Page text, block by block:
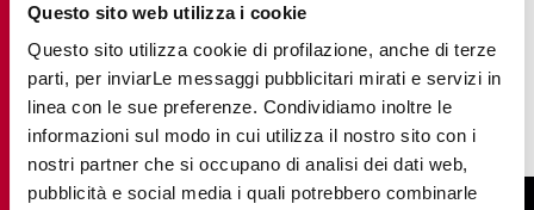
Questo sito web utilizza i cookie
Questo sito utilizza cookie di profilazione, anche di terze
parti, per inviarLe messaggi pubblicitari mirati e servizi in
linea con le sue preferenze. Condividiamo inoltre le
informazioni sul modo in cui utilizza il nostro sito con i
nostri partner che si occupano di analisi dei dati web,
pubblicità e social media i quali potrebbero combinarle
вашей обстановке? Попробуйте приложение
Match App, чтобы поэкспериментировать,
просмотреть множество сочетаний и найти свой
уникальный стиль.